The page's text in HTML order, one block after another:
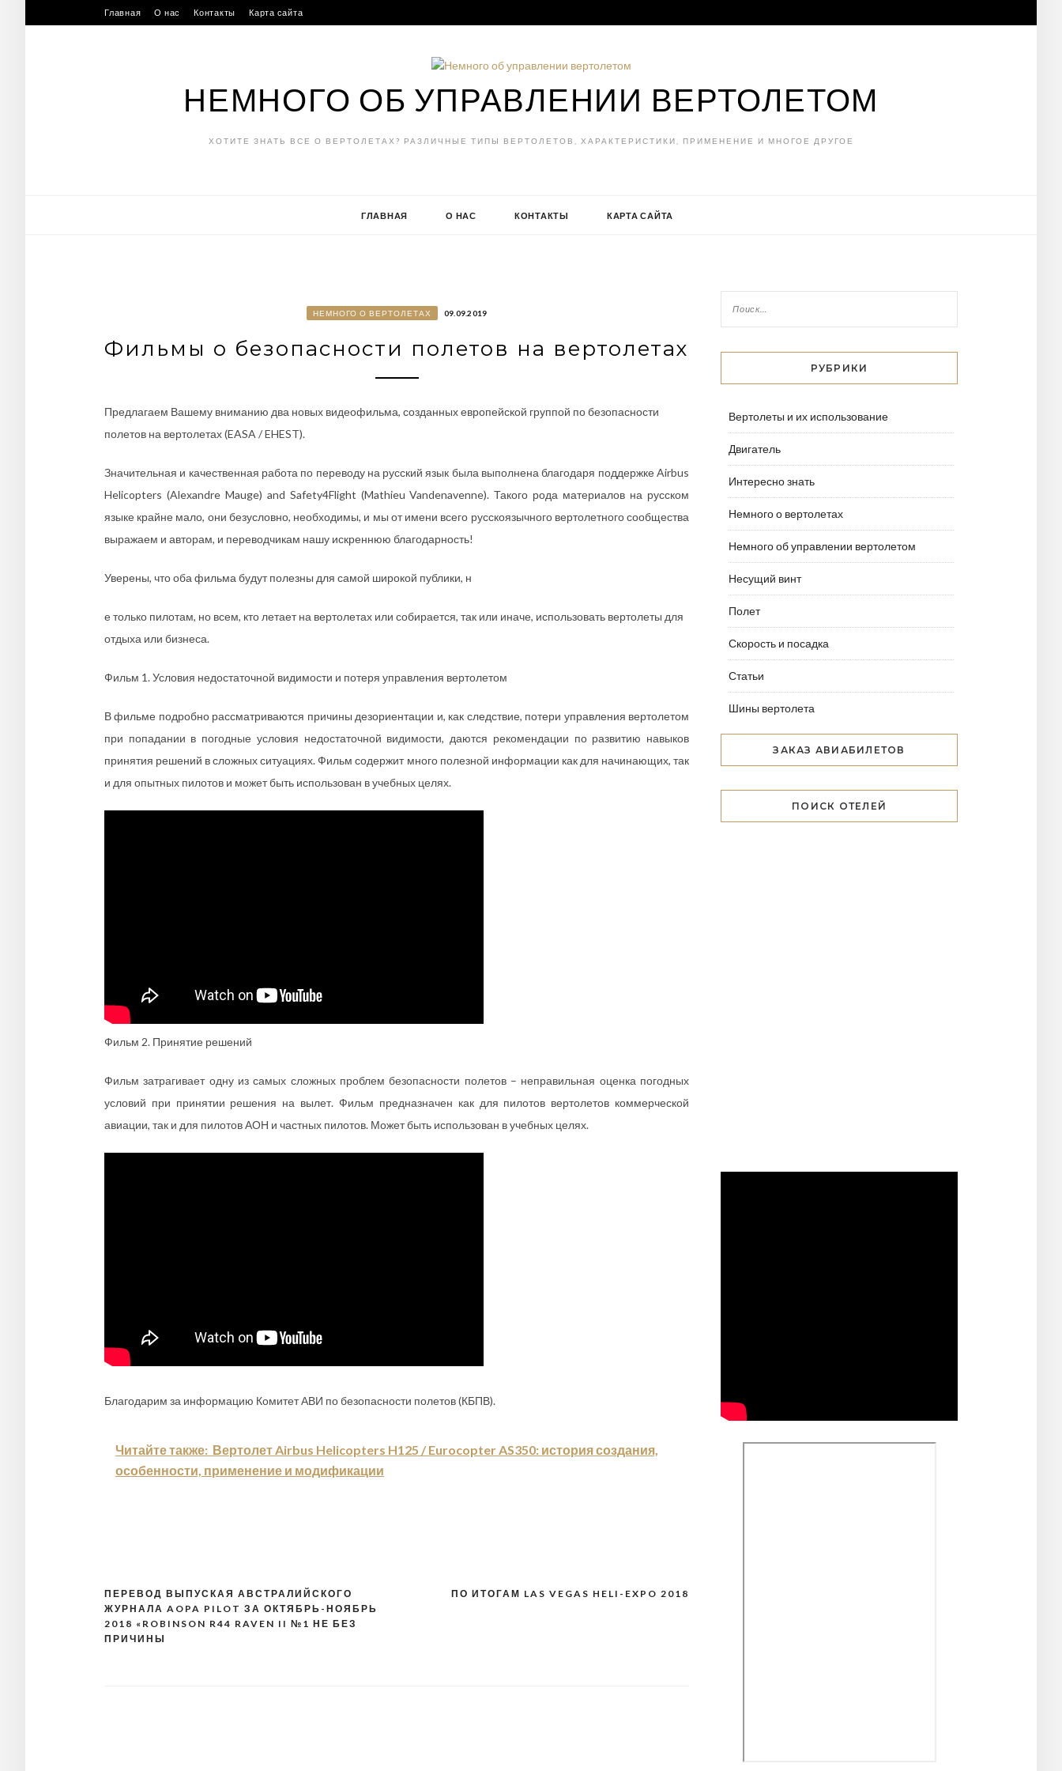
to
Главная О нас Контакты Карта сайта
НЕМНОГО ОБ УПРАВЛЕНИИ ВЕРТОЛЕТОМ
ХОТИТЕ ЗНАТЬ ВСЕ О ВЕРТОЛЕТАХ? РАЗЛИЧНЫЕ ТИПЫ ВЕРТОЛЕТОВ, ХАРАКТЕРИСТИКИ, ПРИМЕНЕНИЕ И МНОГОЕ ДРУГОЕ
ГЛАВНАЯ О НАС КОНТАКТЫ КАРТА САЙТА
НЕМНОГО О ВЕРТОЛЕТАХ 09.09.2019
Фильмы о безопасности полетов на вертолетах
Предлагаем Вашему вниманию два новых видеофильма, созданных европейской группой по безопасности
полетов на вертолетах (EASA / EHEST).
Значительная и качественная работа по переводу на русский язык была выполнена благодаря поддержке Airbus
Helicopters (Alexandre Mauge) and Safety4Flight (Mathieu Vandenavenne). Такого рода материалов на русском
языке крайне мало, они безусловно, необходимы, и мы от имени всего русскоязычного вертолетного сообщества
выражаем и авторам, и переводчикам нашу искреннюю благодарность!
Уверены, что оба фильма будут полезны для самой широкой публики, н
е только пилотам, но всем, кто летает на вертолетах или собирается, так или иначе, использовать вертолеты для
отдыха или бизнеса.
Фильм 1. Условия недостаточной видимости и потеря управления вертолетом
В фильме подробно рассматриваются причины дезориентации и, как следствие, потери управления вертолетом
при попадании в погодные условия недостаточной видимости, даются рекомендации по развитию навыков
принятия решений в сложных ситуациях. Фильм содержит много полезной информации как для начинающих, так
и для опытных пилотов и может быть использован в учебных целях.
Фильм 2. Принятие решений
Фильм затрагивает одну из самых сложных проблем безопасности полетов – неправильная оценка погодных
условий при принятии решения на вылет. Фильм предназначен как для пилотов вертолетов коммерческой
авиации, так и для пилотов АОН и частных пилотов. Может быть использован в учебных целях.
Благодарим за информацию Комитет АВИ по безопасности полетов (КБПВ).
Читайте также: Вертолет Airbus Helicopters H125 / Eurocopter AS350: история создания,
особенности, применение и модификации
Навигация
по
ПО ИТОГАМ LAS VEGAS HELI-EXPO 2018
ПЕРЕВОД ВЫПУСКАЯ АВСТРАЛИЙСКОГО
ЖУРНАЛА AOPA PILOT ЗА ОКТЯБРЬ-НОЯБРЬ
2018 «ROBINSON R44 RAVEN II №1 НЕ БЕЗ
ПРИЧИНЫ
РУБРИКИ
Вертолеты и их использование
Двигатель
Интересно знать
Немного о вертолетах
Немного об управлении вертолетом
Несущий винт
Полет
Скорость и посадка
Статьи
Шины вертолета
ЗАКАЗ АВИАБИЛЕТОВ
ПОИСК ОТЕЛЕЙ